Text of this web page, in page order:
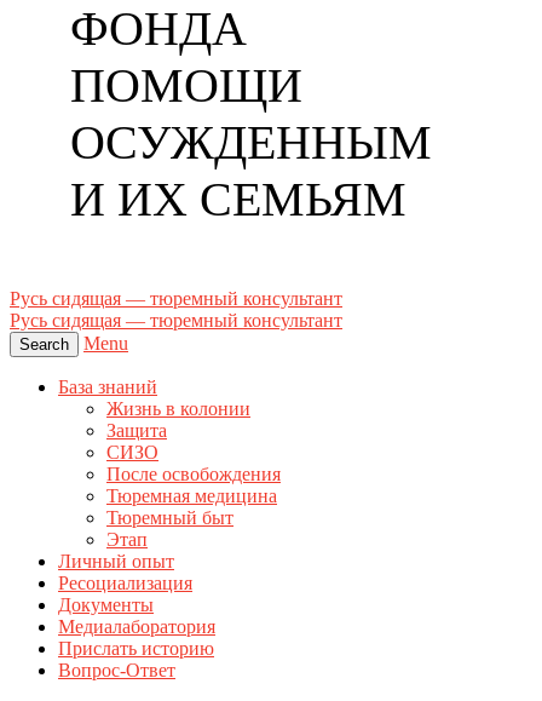
ФОНДА
ПОМОЩИ
ОСУЖДЕННЫМ
И ИХ СЕМЬЯМ
Русь сидящая — тюремный консультант
Русь сидящая — тюремный консультант
Search Menu
База знаний
Жизнь в колонии
Защита
СИЗО
После освобождения
Тюремная медицина
Тюремный быт
Этап
Личный опыт
Ресоциализация
Документы
Медиалаборатория
Прислать историю
Вопрос-Ответ